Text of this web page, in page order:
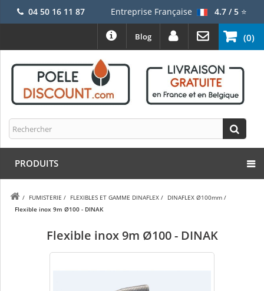
04 50 16 11 87 Entreprise Française 4.7 / 5⭐
(0)
Blog
PRODUITS
/ FUMISTERIE / FLEXIBLES ET GAMME DINAFLEX / DINAFLEX Ø100mm /
Flexible inox 9m Ø100 - DINAK
Flexible inox 9m Ø100 - DINAK